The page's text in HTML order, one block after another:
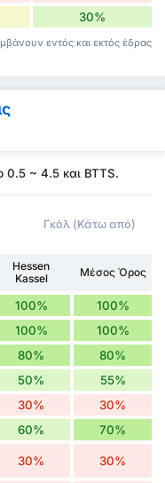
30%
εντός και εκτός έδρας
0.5 ~ 4.5 και BTTS.
Γκόλ (Κάτω από)
Hessen
Kassel
Μέσος Όρος
100% 100%
100% 100%
80% 80%
50% 55%
30% 30%
60% 70%
30% 30%